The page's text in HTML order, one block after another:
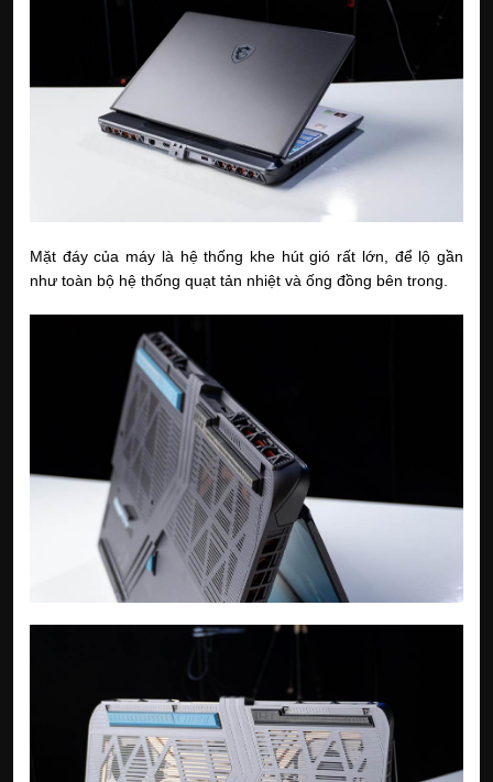
Mặt đáy của máy là hệ thống khe hút gió rất lớn, để lộ gần
như toàn bộ hệ thống quạt tản nhiệt và ống đồng bên trong.